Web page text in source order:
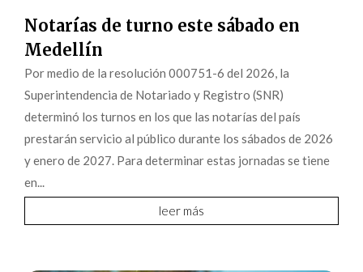
Notarías de turno este sábado en
Medellín
Por medio de la resolución 000751-6 del 2026, la
Superintendencia de Notariado y Registro (SNR)
determinó los turnos en los que las notarías del país
prestarán servicio al público durante los sábados de 2026
y enero de 2027. Para determinar estas jornadas se tiene
en...
leer más